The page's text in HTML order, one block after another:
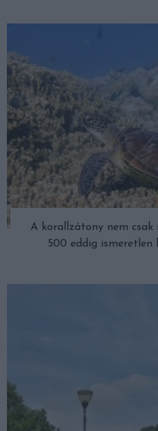
A korallzátony nem csak
500 eddig